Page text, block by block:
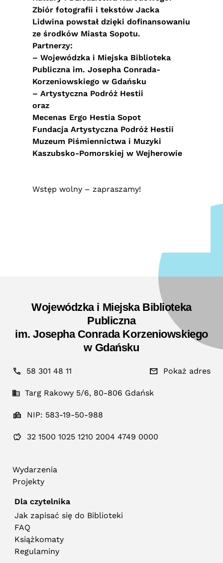
Zbiór fotografii i tekstów Jacka
Lidwina powstał dzięki dofinansowaniu
ze środków Miasta Sopotu.
Partnerzy:
– Wojewódzka i Miejska Biblioteka
Publiczna im. Josepha Conrada-
Korzeniowskiego w Gdańsku
– Artystyczna Podróż Hestii
oraz
Mecenas Ergo Hestia Sopot
Fundacja Artystyczna Podróż Hestii
Muzeum Piśmiennictwa i Muzyki
Kaszubsko-Pomorskiej w Wejherowie
Wstęp wolny – zapraszamy!
Wojewódzka i Miejska Biblioteka
Publiczna
im. Josepha Conrada Korzeniowskiego
w Gdańsku
58 301 48 11 Pokaż adres
Targ Rakowy 5/6, 80-806 Gdańsk
NIP: 583-19-50-988
32 1500 1025 1210 2004 4749 0000
Wydarzenia
Projekty
Dla czytelnika
Jak zapisać się do Biblioteki
FAQ
Książkomaty
Regulaminy